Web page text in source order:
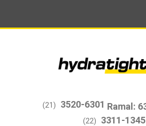
(21) 3520-6301
(22) 3311-1345